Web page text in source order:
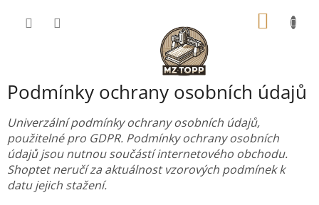
Podmínky ochrany osobních údajů
Univerzální podmínky ochrany osobních údajů,
použitelné pro GDPR. Podmínky ochrany osobních
údajů jsou nutnou součástí internetového obchodu.
Shoptet neručí za aktuálnost vzorových podmínek k
datu jejich stažení.